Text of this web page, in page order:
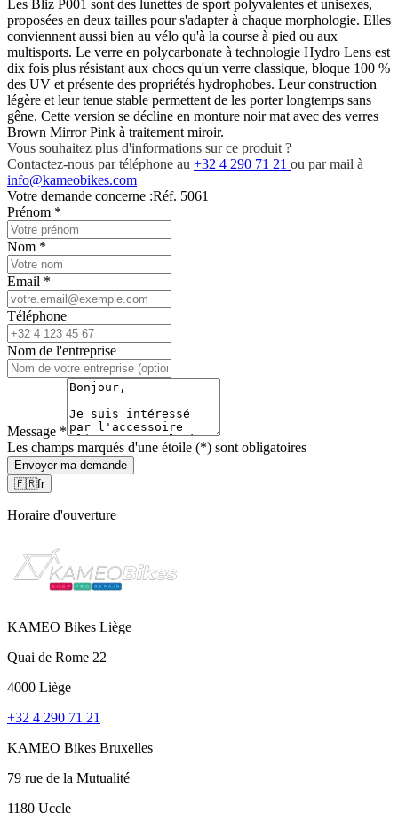
Les Bliz P001 sont des lunettes de sport polyvalentes et unisexes,
proposées en deux tailles pour s'adapter à chaque morphologie. Elles
conviennent aussi bien au vélo qu'à la course à pied ou aux
multisports. Le verre en polycarbonate à technologie Hydro Lens est
dix fois plus résistant aux chocs qu'un verre classique, bloque 100 %
des UV et présente des propriétés hydrophobes. Leur construction
légère et leur tenue stable permettent de les porter longtemps sans
gêne. Cette version se décline en monture noir mat avec des verres
Brown Mirror Pink à traitement miroir.
Vous souhaitez plus d'informations sur ce produit ?
Contactez-nous par téléphone au +32 4 290 71 21 ou par mail à
info@kameobikes.com
Votre demande concerne :Réf. 5061
Prénom *
Nom *
Email *
Téléphone
Nom de l'entreprise
Message *
Les champs marqués d'une étoile (*) sont obligatoires
Envoyer ma demande
🇫🇷fr
Horaire d'ouverture
KAMEO Bikes Liège
Quai de Rome 22
4000 Liège
+32 4 290 71 21
KAMEO Bikes Bruxelles
79 rue de la Mutualité
1180 Uccle